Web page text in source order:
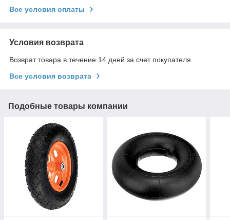
Все условия оплаты
Условия возврата
Возврат товара в течение 14 дней за счет покупателя
Все условия возврата
Подобные товары компании